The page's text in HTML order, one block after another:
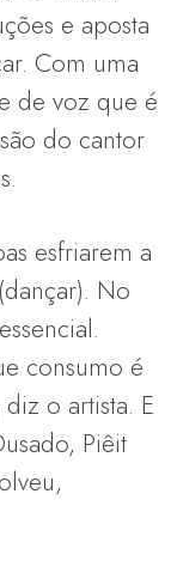
e aposta
Com uma
de voz que é
do cantor
esfriarem a
No
consumo é
o artista. E
Piêit